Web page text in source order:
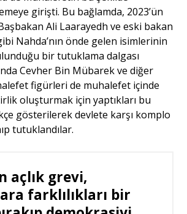
girişti. Bu bağlamda, 2023’ün
Ali Laarayedh ve eski bakan
Nahda’nın önde gelen isimlerinin
bir tutuklama dalgası
Cevher Bin Mübarek ve diğer
figürleri de muhalefet içinde
oluşturmak için yaptıkları bu
gösterilerek devlete karşı komplo
tutuklandılar.
açlık grevi,
farklılıkları bir